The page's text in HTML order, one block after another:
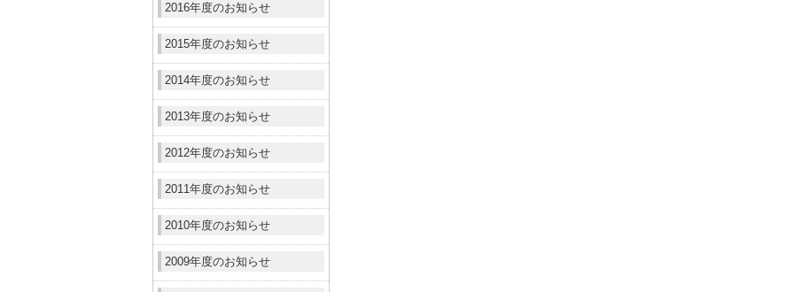
2016年度のお知らせ
2015年度のお知らせ
2014年度のお知らせ
2013年度のお知らせ
2012年度のお知らせ
2011年度のお知らせ
2010年度のお知らせ
2009年度のお知らせ